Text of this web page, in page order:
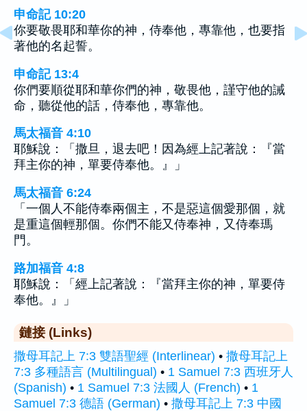
申命記 10:20
你要敬畏耶和華你的神，侍奉他，專靠他，也要指
著他的名起誓。
申命記 13:4
你們要順從耶和華你們的神，敬畏他，謹守他的誡
命，聽從他的話，侍奉他，專靠他。
馬太福音 4:10
耶穌說：「撒旦，退去吧！因為經上記著說：『當
拜主你的神，單要侍奉他。』」
馬太福音 6:24
「一個人不能侍奉兩個主，不是惡這個愛那個，就
是重這個輕那個。你們不能又侍奉神，又侍奉瑪
門。
路加福音 4:8
耶穌說：「經上記著說：『當拜主你的神，單要侍
奉他。』」
鏈接 (Links)
撒母耳記上 7:3 雙語聖經 (Interlinear) • 撒母耳記上
7:3 多種語言 (Multilingual) • 1 Samuel 7:3 西班牙人
(Spanish) • 1 Samuel 7:3 法國人 (French) • 1
Samuel 7:3 德語 (German) • 撒母耳記上 7:3 中國